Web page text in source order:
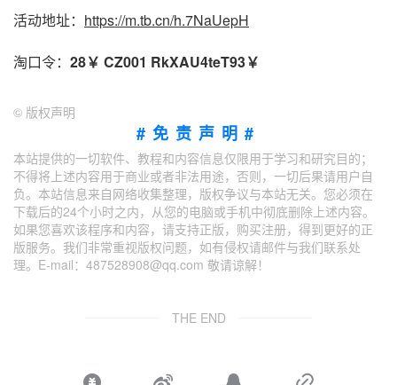
活动地址： https://m.tb.cn/h.7NaUepH
淘口令： 28￥ CZ001 RkXAU4teT93￥
© 版权声明
#免责声明#
本站提供的一切软件、教程和内容信息仅限用于学习和研究目的；
不得将上述内容用于商业或者非法用途，否则，一切后果请用户自
负。本站信息来自网络收集整理，版权争议与本站无关。您必须在
下载后的24个小时之内，从您的电脑或手机中彻底删除上述内容。
如果您喜欢该程序和内容，请支持正版，购买注册，得到更好的正
版服务。我们非常重视版权问题，如有侵权请邮件与我们联系处
理。E-mail：487528908@qq.com 敬请谅解！
THE END